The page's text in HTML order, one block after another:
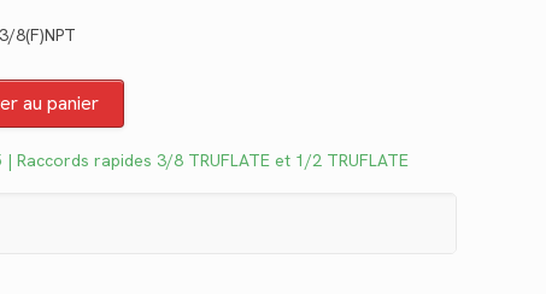
8(F)NPT
au panier
| Raccords rapides 3/8 TRUFLATE et 1/2 TRUFLATE